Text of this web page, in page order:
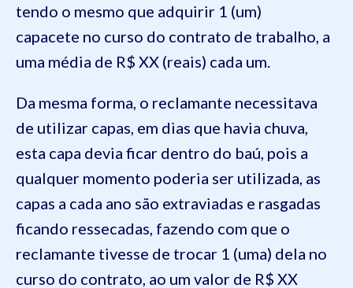
tendo o mesmo que adquirir 1 (um)
capacete no curso do contrato de trabalho, a
uma média de R$ XX (reais) cada um.
Da mesma forma, o reclamante necessitava
de utilizar capas, em dias que havia chuva,
esta capa devia ficar dentro do baú, pois a
qualquer momento poderia ser utilizada, as
capas a cada ano são extraviadas e rasgadas
ficando ressecadas, fazendo com que o
reclamante tivesse de trocar 1 (uma) dela no
curso do contrato, ao um valor de R$ XX